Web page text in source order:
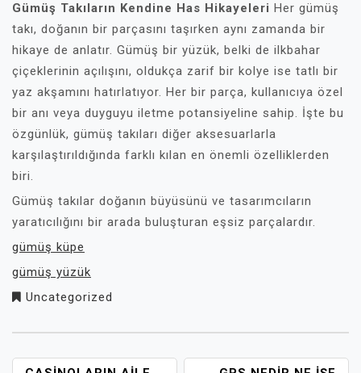
Gümüş Takıların Kendine Has Hikayeleri Her gümüş
takı, doğanın bir parçasını taşırken aynı zamanda bir
hikaye de anlatır. Gümüş bir yüzük, belki de ilkbahar
çiçeklerinin açılışını, oldukça zarif bir kolye ise tatlı bir
yaz akşamını hatırlatıyor. Her bir parça, kullanıcıya özel
bir anı veya duyguyu iletme potansiyeline sahip. İşte bu
özgünlük, gümüş takıları diğer aksesuarlarla
karşılaştırıldığında farklı kılan en önemli özelliklerden
biri.
Gümüş takılar doğanın büyüsünü ve tasarımcıların
yaratıcılığını bir arada buluşturan eşsiz parçalardır.
gümüş küpe
gümüş yüzük
Uncategorized